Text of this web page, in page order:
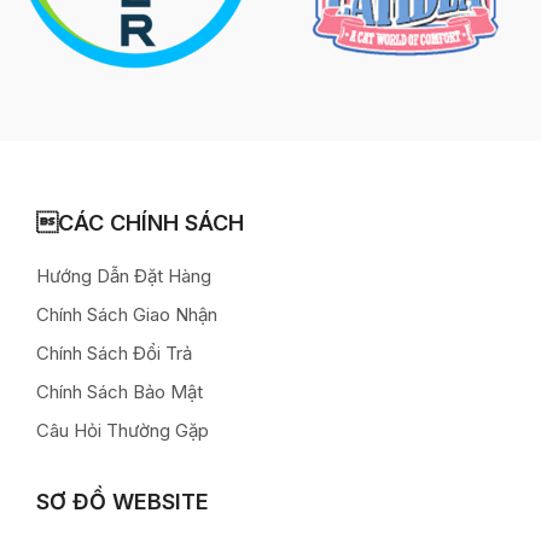
CÁC CHÍNH SÁCH
Hướng Dẫn Đặt Hàng
Chính Sách Giao Nhận
Chính Sách Đổi Trả
Chính Sách Bảo Mật
Câu Hỏi Thường Gặp
SƠ ĐỒ WEBSITE